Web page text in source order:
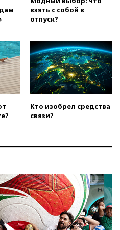
беспилотник, скорее всего,
был украинским
Иран в атаке на судно
нефтяной компании ADNOC в
Ормузе
вчера, 18:56«Газпром»: объем
газа в европейских подземных
хранилищах достиг
антирекорда
вчера, 18:25 ТАСС: Уиткофф и
Венгрии
вчера, 16:50Politico: «Газовая
авантюра Германии ставит под
угрозу европейскую зиму»
взять с собой в
отпуск?
Кто изобрел средства
связи?